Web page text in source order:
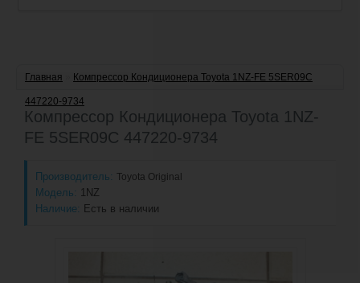
Главная Компрессор Кондиционера Toyota 1NZ-FE 5SER09C
447220-9734
Компрессор Кондиционера Toyota 1NZ-
FE 5SER09C 447220-9734
Производитель: Toyota Original
Модель: 1NZ
Наличие: Есть в наличии